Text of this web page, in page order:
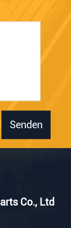
Senden
Co., Ltd